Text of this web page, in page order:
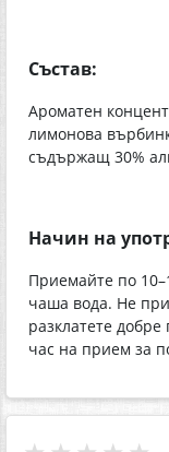
Състав:
Ароматен
лимонова
съдържащ 30%
Начин на
Приемайте по
чаша вода. Не
разклатете
час на прием за